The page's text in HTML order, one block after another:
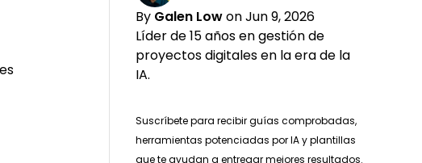
By Galen Low on Jun 9, 2026
Líder de 15 años en gestión de
proyectos digitales en la era de la
IA.
Suscríbete para recibir guías comprobadas,
herramientas potenciadas por IA y plantillas
que te ayudan a entregar mejores resultados.